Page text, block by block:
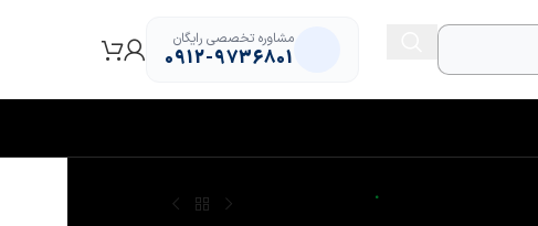
مشاوره تخصصی رایگان
0912-9736801